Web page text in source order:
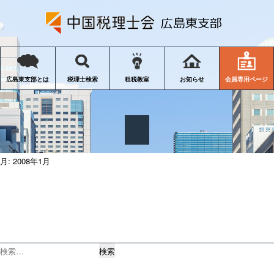
広島東支部とは 税理士検索 租税教室 お知らせ 会員専用ページ
月: 2008年1月
検